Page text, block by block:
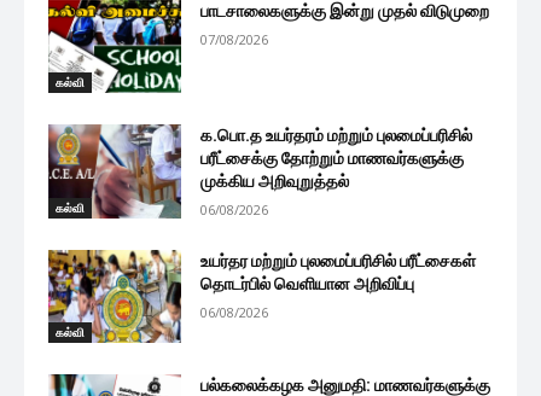
கல்வி
பாடசாலைகளுக்கு இன்று முதல் விடுமுறை
07/08/2026
கல்வி
க.பொ.த உயர்தரம் மற்றும் புலமைப்பரிசில்
பரீட்சைக்கு தோற்றும் மாணவர்களுக்கு
முக்கிய அறிவுறுத்தல்
06/08/2026
கல்வி
உயர்தர மற்றும் புலமைப்பரிசில் பரீட்சைகள்
தொடர்பில் வெளியான அறிவிப்பு
06/08/2026
பல்கலைக்கழக அனுமதி: மாணவர்களுக்கு